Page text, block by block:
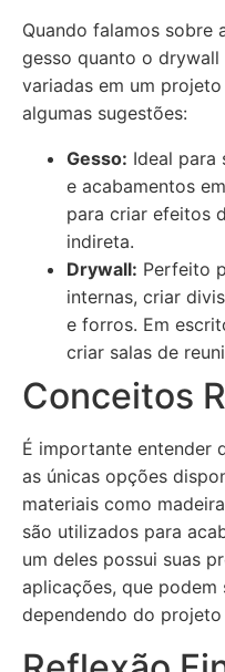
Quando falamos sobre
gesso quanto o
variadas em um
algumas sugestões:
Gesso: Ideal para
e acabamentos
para criar efeitos
indireta.
Drywall: Perfeito
internas, criar
e forros. Em
criar salas de
Conceitos
É importante entender
as únicas opções
materiais como
são utilizados para
um deles possui suas
aplicações, que podem
dependendo do projeto